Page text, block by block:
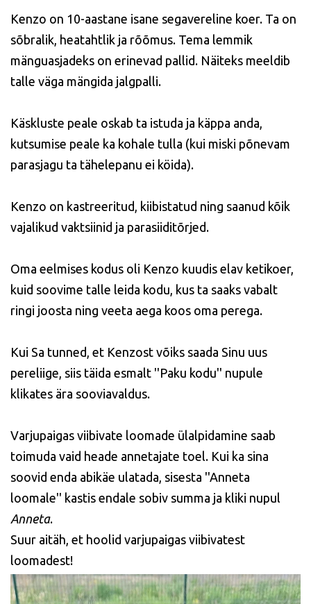
Kenzo on 10-aastane isane segavereline koer. Ta on
sõbralik, heatahtlik ja rõõmus. Tema lemmik
mänguasjadeks on erinevad pallid. Näiteks meeldib
talle väga mängida jalgpalli.
Käskluste peale oskab ta istuda ja käppa anda,
kutsumise peale ka kohale tulla (kui miski põnevam
parasjagu ta tähelepanu ei köida).
Kenzo on kastreeritud, kiibistatud ning saanud kõik
vajalikud vaktsiinid ja parasiiditõrjed.
Oma eelmises kodus oli Kenzo kuudis elav ketikoer,
kuid soovime talle leida kodu, kus ta saaks vabalt
ringi joosta ning veeta aega koos oma perega.
Kui Sa tunned, et Kenzost võiks saada Sinu uus
pereliige, siis täida esmalt ''Paku kodu'' nupule
klikates ära sooviavaldus.
Varjupaigas viibivate loomade ülalpidamine saab
toimuda vaid heade annetajate toel. Kui ka sina
soovid enda abikäe ulatada, sisesta ''Anneta
loomale'' kastis endale sobiv summa ja kliki nupul
Anneta.
Suur aitäh, et hoolid varjupaigas viibivatest
loomadest!